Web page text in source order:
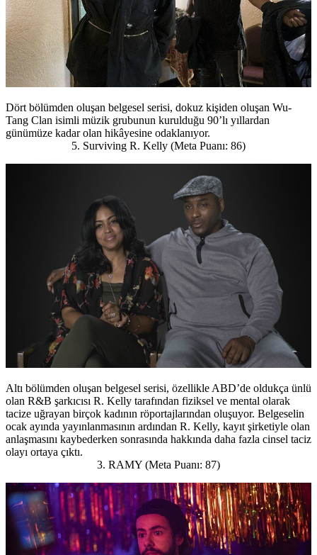
Dört bölümden oluşan belgesel serisi, dokuz kişiden oluşan Wu-
Tang Clan isimli müzik grubunun kurulduğu 90’lı yıllardan
günümüze kadar olan hikâyesine odaklanıyor.
5. Surviving R. Kelly (Meta Puanı: 86)
Altı bölümden oluşan belgesel serisi, özellikle ABD’de oldukça ünlü
olan R&B şarkıcısı R. Kelly tarafından fiziksel ve mental olarak
tacize uğrayan birçok kadının röportajlarından oluşuyor. Belgeselin
ocak ayında yayınlanmasının ardından R. Kelly, kayıt şirketiyle olan
anlaşmasını kaybederken sonrasında hakkında daha fazla cinsel taciz
olayı ortaya çıktı.
3. RAMY (Meta Puanı: 87)